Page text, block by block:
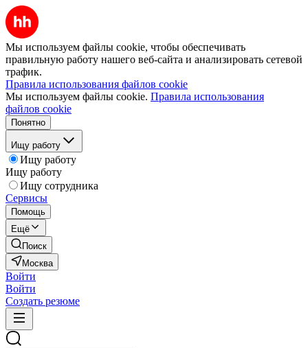
Мы используем файлы cookie, чтобы обеспечивать
правильную работу нашего веб-сайта и анализировать сетевой
трафик.
Правила использования файлов cookie
Мы используем файлы cookie. Правила использования
файлов cookie
Понятно
Ищу работу
Ищу работу
Ищу работу
Ищу сотрудника
Сервисы
Помощь
Ещё
Поиск
Москва
Войти
Войти
Создать резюме